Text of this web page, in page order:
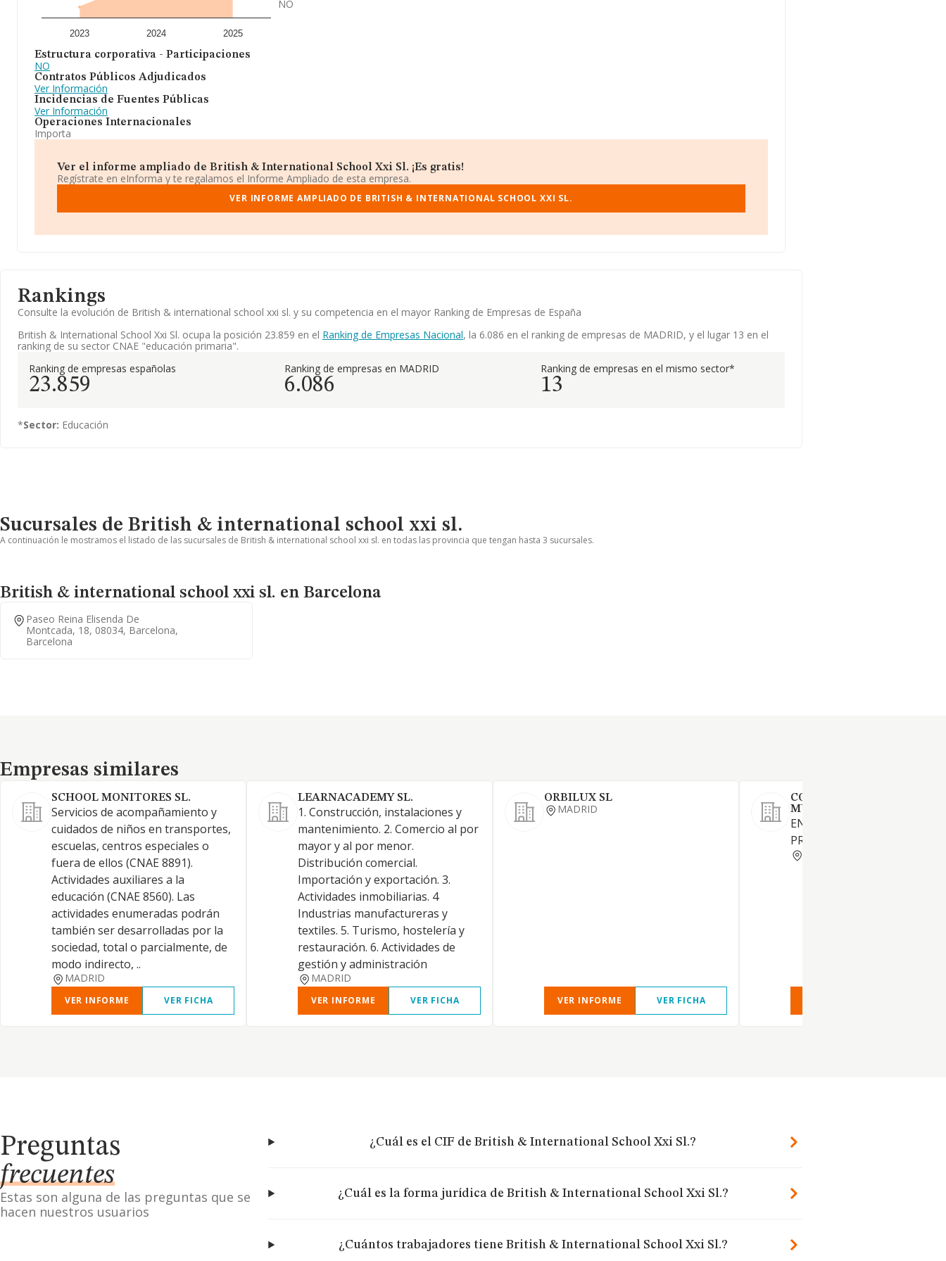
2023 2024 2025
Estructura corporativa - Participaciones
NO
Contratos Públicos Adjudicados
Ver Información
Incidencias de Fuentes Públicas
Ver Información
Operaciones Internacionales
Importa
NO
Ver el informe ampliado de British & International School Xxi Sl. ¡Es gratis!
Regístrate en eInforma y te regalamos el Informe Ampliado de esta empresa.
VER INFORME AMPLIADO DE BRITISH & INTERNATIONAL SCHOOL XXI SL.
Rankings
Consulte la evolución de British & international school xxi sl. y su competencia en el mayor Ranking de Empresas de España
British & International School Xxi Sl. ocupa la posición 23.859 en el Ranking de Empresas Nacional, la 6.086 en el ranking de empresas de MADRID, y el lugar 13 en el
ranking de su sector CNAE "educación primaria".
Ranking de empresas españolas
23.859
Ranking de empresas en MADRID
6.086
Ranking de empresas en el mismo sector*
13
*Sector: Educación
Sucursales de British & international school xxi sl.
A continuación le mostramos el listado de las sucursales de British & international school xxi sl. en todas las provincia que tengan hasta 3 sucursales.
British & international school xxi sl. en Barcelona
Paseo Reina Elisenda De
Montcada, 18, 08034, Barcelona,
Barcelona
Empresas similares
Empresas similares
SCHOOL MONITORES SL.
Servicios de acompañamiento y
cuidados de niños en transportes,
escuelas, centros especiales o
fuera de ellos (CNAE 8891).
Actividades auxiliares a la
educación (CNAE 8560). Las
actividades enumeradas podrán
también ser desarrolladas por la
sociedad, total o parcialmente, de
modo indirecto, ..
MADRID
VER INFORME VER FICHA
LEARNACADEMY SL.
1. Construcción, instalaciones y
mantenimiento. 2. Comercio al por
mayor y al por menor.
Distribución comercial.
Importación y exportación. 3.
Actividades inmobiliarias. 4
Industrias manufactureras y
textiles. 5. Turismo, hostelería y
restauración. 6. Actividades de
gestión y administración
MADRID
VER INFORME VER FICHA
ORBILUX SL
MADRID
VER INFORME VER FICHA
COLEGIO CENTRAL
MUÑOZ SL
ENSE/ANZA EN LOS NIVELES
PREESCOLAR BASICA Y FP.
Preguntas
frecuentes
Estas son alguna de las preguntas que se
hacen nuestros usuarios
¿Cuál es el CIF de British & International School Xxi Sl.?
¿Cuál es la forma jurídica de British & International School Xxi Sl.?
¿Cuántos trabajadores tiene British & International School Xxi Sl.?